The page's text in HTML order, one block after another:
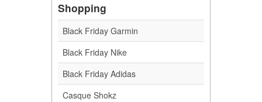
Shopping
Black Friday Garmin
Black Friday Nike
Black Friday Adidas
Casque Shokz